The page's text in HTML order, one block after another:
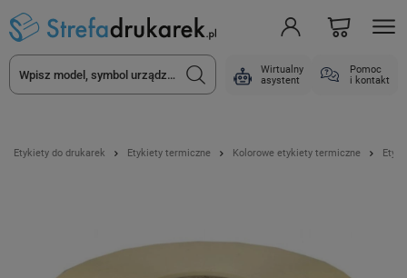
Wirtualny
asystent
Pomoc
i kontakt
Etykiety do drukarek Etykiety termiczne Kolorowe etykiety termiczne